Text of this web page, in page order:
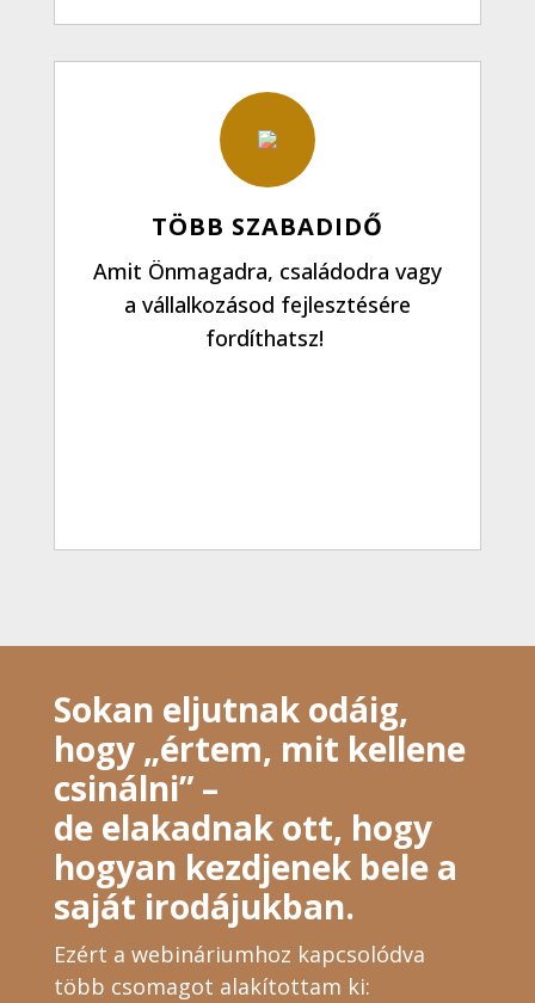
TÖBB SZABADIDŐ
Amit Önmagadra, családodra vagy
a vállalkozásod fejlesztésére
fordíthatsz!
Sokan eljutnak odáig,
hogy „értem, mit kellene
csinálni” –
de elakadnak ott, hogy
hogyan kezdjenek bele a
saját irodájukban.
Ezért a webináriumhoz kapcsolódva
több csomagot alakítottam ki: